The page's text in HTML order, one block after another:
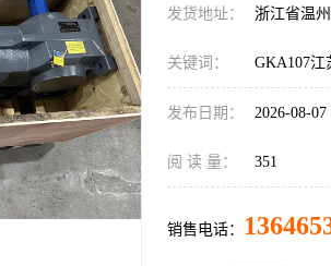
发货地址： 浙江省温
关键词： GKA107江
发布日期： 2026-08-07
阅 读 量： 351
销售电话：